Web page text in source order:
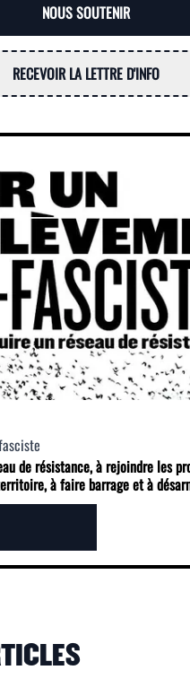
NOUS SOUTENIR
RECEVOIR LA LETTRE D'INFO
de résistance, à rejoindre les
à faire barrage et à